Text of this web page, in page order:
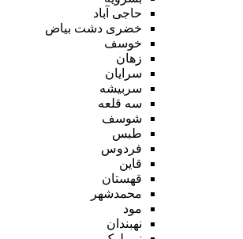
حاجی آباد
خضری دشت بیاض
خوسف
زهان
سرایان
سربیشه
سه قلعه
شوسف
طبس
فردوس
قاین
قهستان
محمدشهر
مود
نهبندان